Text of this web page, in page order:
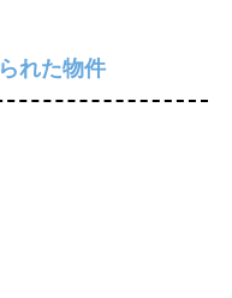
れた物件